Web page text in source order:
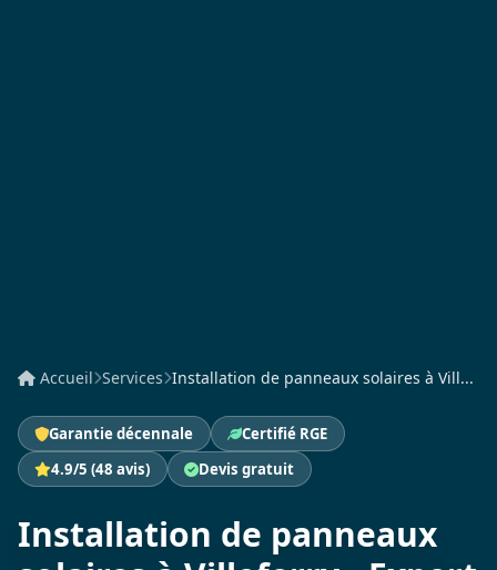
Accueil Services Installation de panneaux solaires à Vill...
Garantie décennale
Certifié RGE
4.9/5 (48 avis)
Devis gratuit
Installation de panneaux